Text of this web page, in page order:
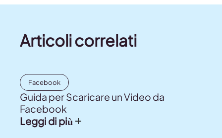
Articoli correlati
Facebook
Guida per Scaricare un Video da
Facebook
Leggi di più